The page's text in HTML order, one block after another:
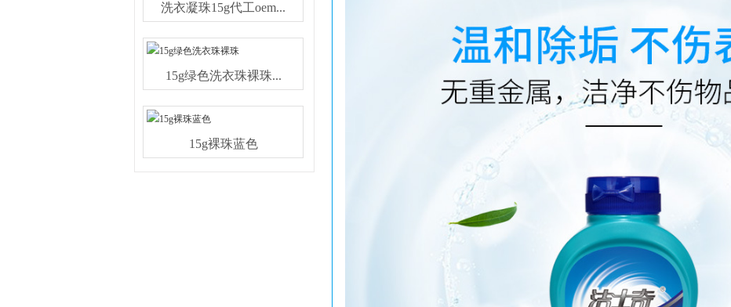
洗衣凝珠15g代工oem...
15g绿色洗衣珠裸珠...
15g裸珠蓝色